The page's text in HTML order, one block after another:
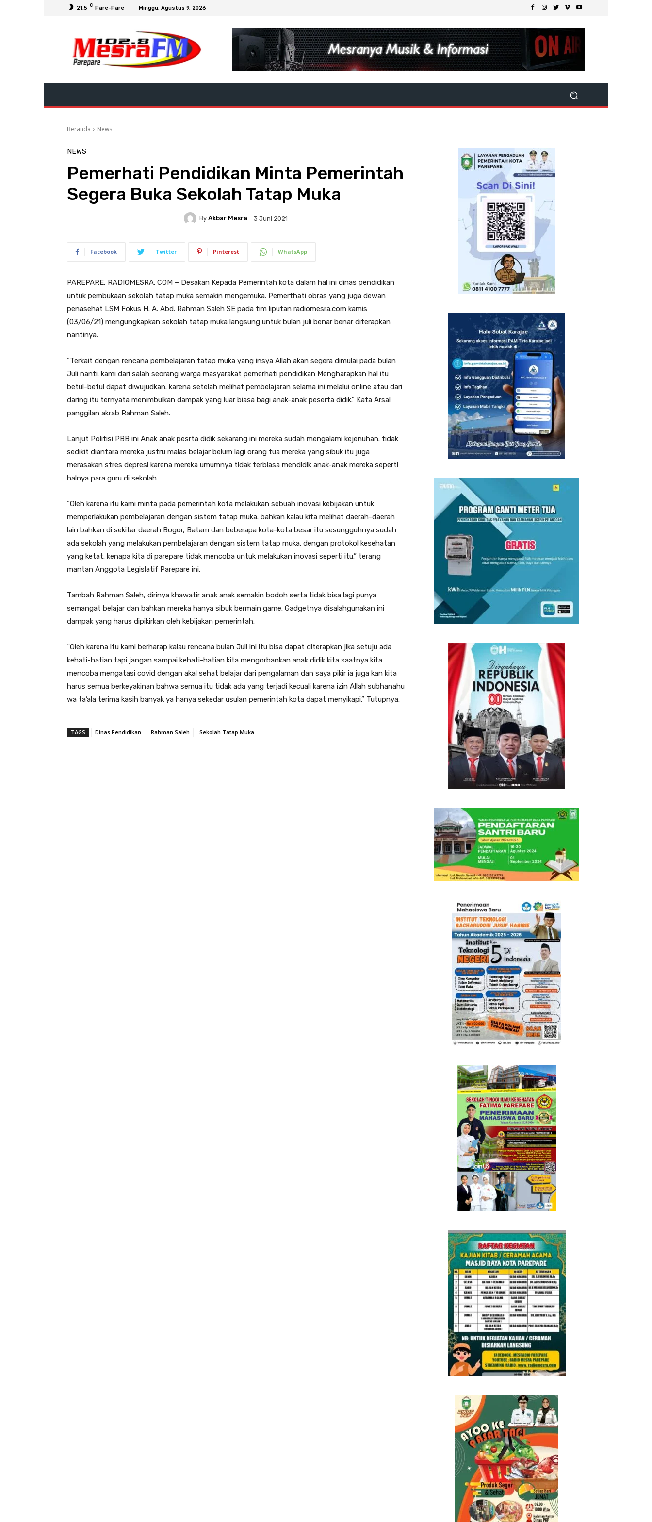
21.5 C Pare-Pare Minggu, Agustus 9, 2026
Beranda News
NEWS
Pemerhati Pendidikan Minta Pemerintah
Segera Buka Sekolah Tatap Muka
By Akbar Mesra 3 Juni 2021
Facebook Twitter Pinterest WhatsApp
PAREPARE, RADIOMESRA. COM – Desakan Kepada Pemerintah kota dalam hal ini dinas pendidikan
untuk pembukaan sekolah tatap muka semakin mengemuka. Pemerthati obras yang juga dewan
penasehat LSM Fokus H. A. Abd. Rahman Saleh SE pada tim liputan radiomesra.com kamis
(03/06/21) mengungkapkan sekolah tatap muka langsung untuk bulan juli benar benar diterapkan
nantinya.
“Terkait dengan rencana pembelajaran tatap muka yang insya Allah akan segera dimulai pada bulan
Juli nanti. kami dari salah seorang warga masyarakat pemerhati pendidikan Mengharapkan hal itu
betul-betul dapat diwujudkan. karena setelah melihat pembelajaran selama ini melalui online atau dari
daring itu ternyata menimbulkan dampak yang luar biasa bagi anak-anak peserta didik.” Kata Arsal
panggilan akrab Rahman Saleh.
Lanjut Politisi PBB ini Anak anak pesrta didik sekarang ini mereka sudah mengalami kejenuhan. tidak
sedikit diantara mereka justru malas belajar belum lagi orang tua mereka yang sibuk itu juga
merasakan stres depresi karena mereka umumnya tidak terbiasa mendidik anak-anak mereka seperti
halnya para guru di sekolah.
“Oleh karena itu kami minta pada pemerintah kota melakukan sebuah inovasi kebijakan untuk
memperlakukan pembelajaran dengan sistem tatap muka. bahkan kalau kita melihat daerah-daerah
lain bahkan di sekitar daerah Bogor, Batam dan beberapa kota-kota besar itu sesungguhnya sudah
ada sekolah yang melakukan pembelajaran dengan sistem tatap muka. dengan protokol kesehatan
yang ketat. kenapa kita di parepare tidak mencoba untuk melakukan inovasi seperti itu.” terang
mantan Anggota Legislatif Parepare ini.
Tambah Rahman Saleh, dirinya khawatir anak anak semakin bodoh serta tidak bisa lagi punya
semangat belajar dan bahkan mereka hanya sibuk bermain game. Gadgetnya disalahgunakan ini
dampak yang harus dipikirkan oleh kebijakan pemerintah.
“Oleh karena itu kami berharap kalau rencana bulan Juli ini itu bisa dapat diterapkan jika setuju ada
kehati-hatian tapi jangan sampai kehati-hatian kita mengorbankan anak didik kita saatnya kita
mencoba mengatasi covid dengan akal sehat belajar dari pengalaman dan saya pikir ia juga kan kita
harus semua berkeyakinan bahwa semua itu tidak ada yang terjadi kecuali karena izin Allah subhanahu
wa ta’ala terima kasih banyak ya hanya sekedar usulan pemerintah kota dapat menyikapi.” Tutupnya.
TAGS Dinas Pendidikan Rahman Saleh Sekolah Tatap Muka